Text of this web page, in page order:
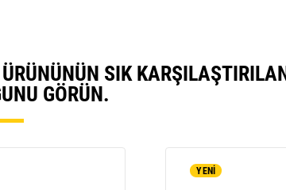
SIK
GÖRÜN.
YENİ